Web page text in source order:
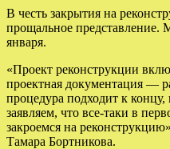
В честь закрытия на
прощальное представление.
января.
«Проект реконструкции
проектная документация —
процедура подходит к
заявляем, что все-таки в
закроемся на
Тамара Бортникова.